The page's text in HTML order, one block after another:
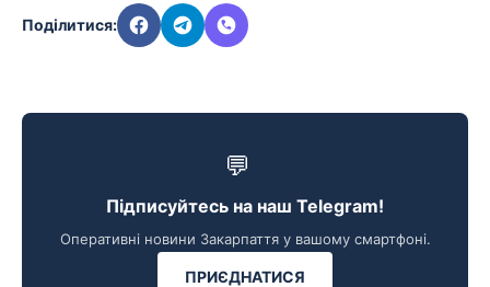
Поділитися:
💬
Підписуйтесь на наш Telegram!
Оперативні новини Закарпаття у вашому смартфоні.
ПРИЄДНАТИСЯ